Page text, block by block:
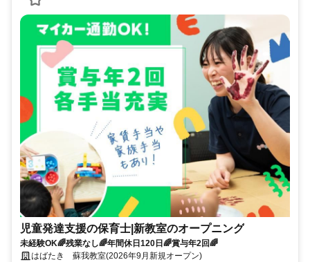
児童発達支援の保育士|新教室のオープニング
未経験OK🌈残業なし🌈年間休日120日🌈賞与年2回🌈
はばたき 蘇我教室(2026年9月新規オープン)